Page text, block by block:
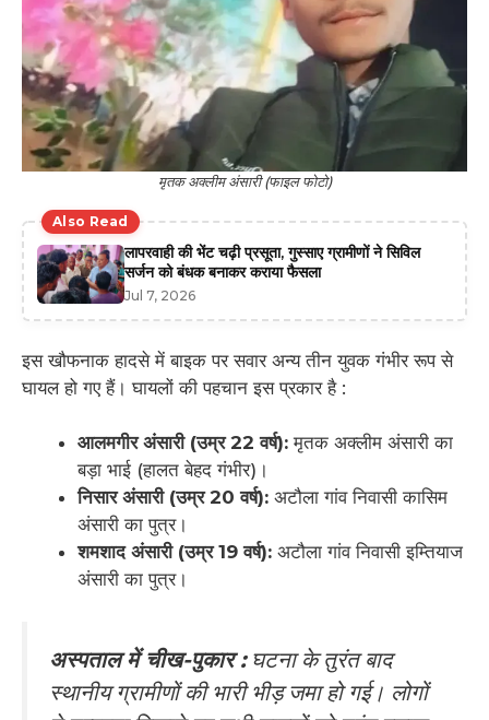
मृतक अक्लीम अंसारी (फाइल फोटो)
Also Read
लापरवाही की भेंट चढ़ी प्रसूता, गुस्साए ग्रामीणों ने सिविल
सर्जन को बंधक बनाकर कराया फैसला
Jul 7, 2026
इस खौफनाक हादसे में बाइक पर सवार अन्य तीन युवक गंभीर रूप से
घायल हो गए हैं। घायलों की पहचान इस प्रकार है :
आलमगीर अंसारी (उम्र 22 वर्ष): मृतक अक्लीम अंसारी का
बड़ा भाई (हालत बेहद गंभीर)।
निसार अंसारी (उम्र 20 वर्ष): अटौला गांव निवासी कासिम
अंसारी का पुत्र।
शमशाद अंसारी (उम्र 19 वर्ष): अटौला गांव निवासी इम्तियाज
अंसारी का पुत्र।
अस्पताल में चीख-पुकार :घटना के तुरंत बाद
स्थानीय ग्रामीणों की भारी भीड़ जमा हो गई। लोगों